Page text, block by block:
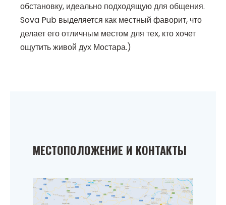
обстановку, идеально подходящую для общения.
Sova Pub выделяется как местный фаворит, что
делает его отличным местом для тех, кто хочет
ощутить живой дух Мостара.)
МЕСТОПОЛОЖЕНИЕ И КОНТАКТЫ